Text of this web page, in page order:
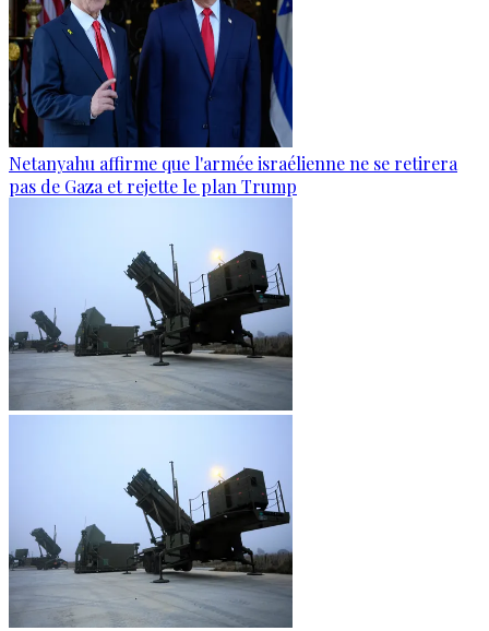
Netanyahu affirme que l'armée israélienne ne se retirera
pas de Gaza et rejette le plan Trump